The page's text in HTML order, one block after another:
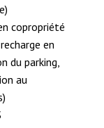
copropriété
en
du parking,
au